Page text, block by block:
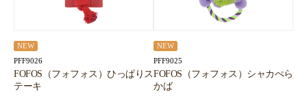
NEW
PFF9026
FOFOS（フォフォス）ひっぱりス
テーキ
NEW
PFF9025
FOFOS（フォフォス）シャカぺら
かば